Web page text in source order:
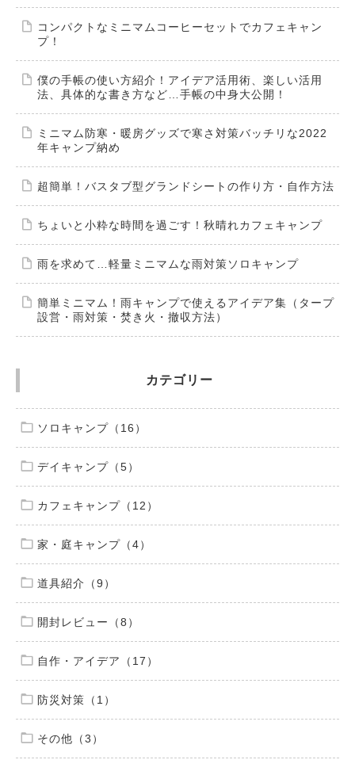
コンパクトなミニマムコーヒーセットでカフェキャン
プ！
僕の手帳の使い方紹介！アイデア活用術、楽しい活用
法、具体的な書き方など…手帳の中身大公開！
ミニマム防寒・暖房グッズで寒さ対策バッチリな2022
年キャンプ納め
超簡単！バスタブ型グランドシートの作り方・自作方法
ちょいと小粋な時間を過ごす！秋晴れカフェキャンプ
雨を求めて…軽量ミニマムな雨対策ソロキャンプ
簡単ミニマム！雨キャンプで使えるアイデア集（タープ
設営・雨対策・焚き火・撤収方法）
カテゴリー
ソロキャンプ（16）
デイキャンプ（5）
カフェキャンプ（12）
家・庭キャンプ（4）
道具紹介（9）
開封レビュー（8）
自作・アイデア（17）
防災対策（1）
その他（3）